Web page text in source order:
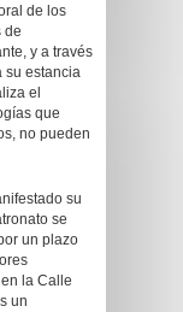
de los
de
y a través
su estancia
el
que
no pueden
su
se
un plazo
la Calle
un